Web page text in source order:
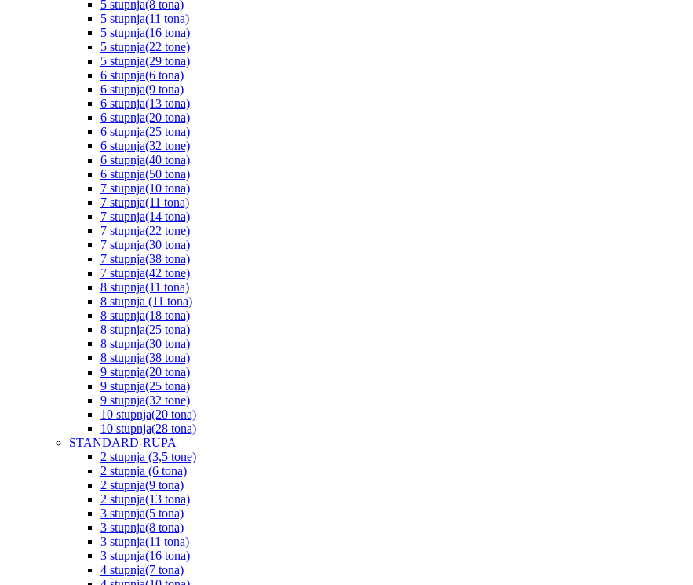
5 stupnja(8 tona)
5 stupnja(11 tona)
5 stupnja(16 tona)
5 stupnja(22 tone)
5 stupnja(29 tona)
6 stupnja(6 tona)
6 stupnja(9 tona)
6 stupnja(13 tona)
6 stupnja(20 tona)
6 stupnja(25 tona)
6 stupnja(32 tone)
6 stupnja(40 tona)
6 stupnja(50 tona)
7 stupnja(10 tona)
7 stupnja(11 tona)
7 stupnja(14 tona)
7 stupnja(22 tone)
7 stupnja(30 tona)
7 stupnja(38 tona)
7 stupnja(42 tone)
8 stupnja(11 tona)
8 stupnja (11 tona)
8 stupnja(18 tona)
8 stupnja(25 tona)
8 stupnja(30 tona)
8 stupnja(38 tona)
9 stupnja(20 tona)
9 stupnja(25 tona)
9 stupnja(32 tone)
10 stupnja(20 tona)
10 stupnja(28 tona)
STANDARD-RUPA
2 stupnja (3,5 tone)
2 stupnja (6 tona)
2 stupnja(9 tona)
2 stupnja(13 tona)
3 stupnja(5 tona)
3 stupnja(8 tona)
3 stupnja(11 tona)
3 stupnja(16 tona)
4 stupnja(7 tona)